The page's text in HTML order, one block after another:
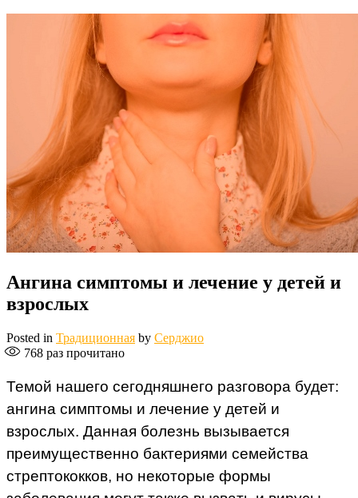
Ангина симптомы и лечение у детей и
взрослых
Posted in Традиционная by Серджио
768 раз прочитано
Темой нашего сегодняшнего разговора будет:
ангина симптомы и лечение у детей и
взрослых. Данная болезнь вызывается
преимущественно бактериями семейства
стрептококков, но некоторые формы